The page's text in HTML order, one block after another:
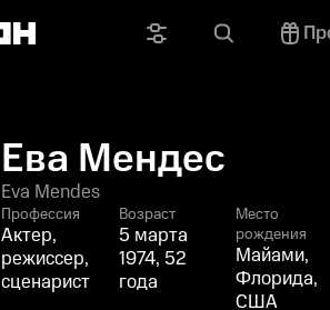
Ева Мендес
Eva Mendes
Профессия
Актер,
режиссер,
сценарист
Возраст
5 марта
1974, 52
года
Место
рождения
Майами,
Флорида,
США